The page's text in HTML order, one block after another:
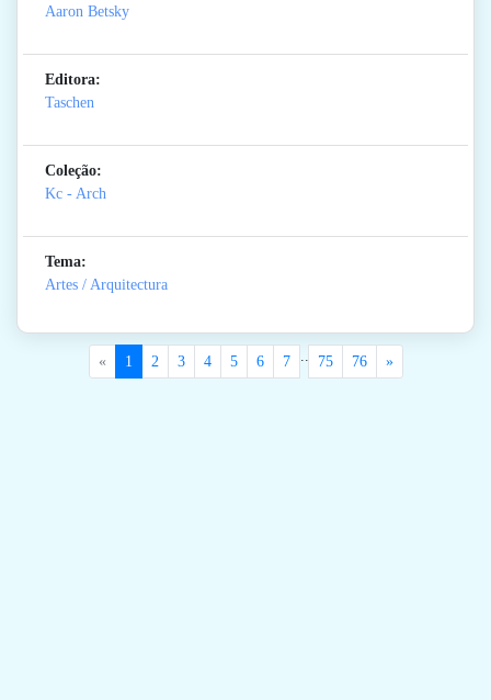
Aaron Betsky
Editora:
Taschen
Coleção:
Kc - Arch
Tema:
Artes / Arquitectura
« 1 2 3 4 5 6 7 .. 75 76 »